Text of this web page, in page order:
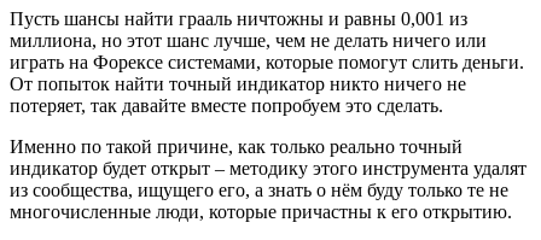
Пусть шансы найти грааль ничтожны и равны 0,001 из
миллиона, но этот шанс лучше, чем не делать ничего или
играть на Форексе системами, которые помогут слить деньги.
От попыток найти точный индикатор никто ничего не
потеряет, так давайте вместе попробуем это сделать.
Именно по такой причине, как только реально точный
индикатор будет открыт – методику этого инструмента удалят
из сообщества, ищущего его, а знать о нём буду только те не
многочисленные люди, которые причастны к его открытию.